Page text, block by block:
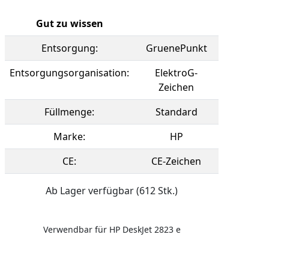
Gut zu wissen
Entsorgung:
GruenePunkt
Entsorgungsorganisation:
ElektroG-
Zeichen
Füllmenge:
Standard
Marke:
HP
CE:
CE-Zeichen
Ab Lager verfügbar (612 Stk.)
Verwendbar für HP DeskJet 2823 e